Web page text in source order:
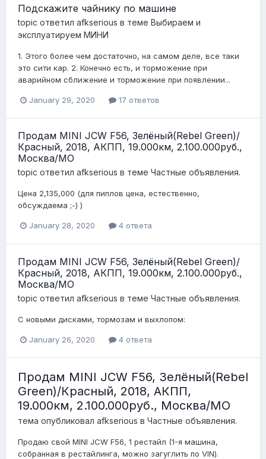
Подскажите чайнику по машине
topic ответил afkserious в теме Выбираем и
эксплуатируем МИНИ
1. Этого более чем достаточно, на самом деле, все таки
это сити кар. 2. Конечно есть, и торможение при
аварийном сближение и торможение при появлении...
January 29, 2020 17 ответов
Продам MINI JCW F56, Зелёный(Rebel Green)/
Красный, 2018, АКПП, 19.000км, 2.100.000руб.,
Москва/МО
topic ответил afkserious в теме Частные объявления.
Цена 2,135,000 (для пиплов цена, естественно,
обсуждаема ;-) )
January 28, 2020 4 ответа
Продам MINI JCW F56, Зелёный(Rebel Green)/
Красный, 2018, АКПП, 19.000км, 2.100.000руб.,
Москва/МО
topic ответил afkserious в теме Частные объявления.
С новыми дисками, тормозам и выхлопом:
January 26, 2020 4 ответа
Продам MINI JCW F56, Зелёный(Rebel
Green)/Красный, 2018, АКПП,
19.000км, 2.100.000руб., Москва/МО
тема опубликовал afkserious в Частные объявления.
Продаю свой MINI JCW F56, 1 рестайл (1-я машина,
собранная в рестайлинга, можно загуглить по VIN).